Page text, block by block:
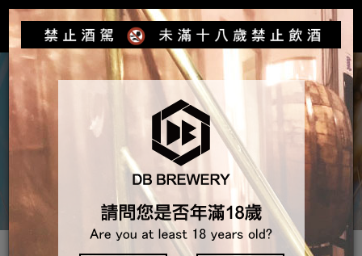
Toggle
產品介紹
啤酒新知識
精釀啤酒迷的私藏清單：10款精釀啤酒品牌推薦，喝了
就回不去！